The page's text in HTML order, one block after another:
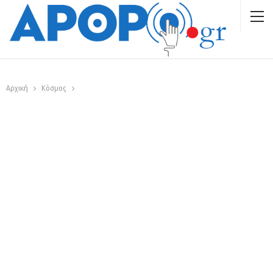
Αρχική Κόσμος